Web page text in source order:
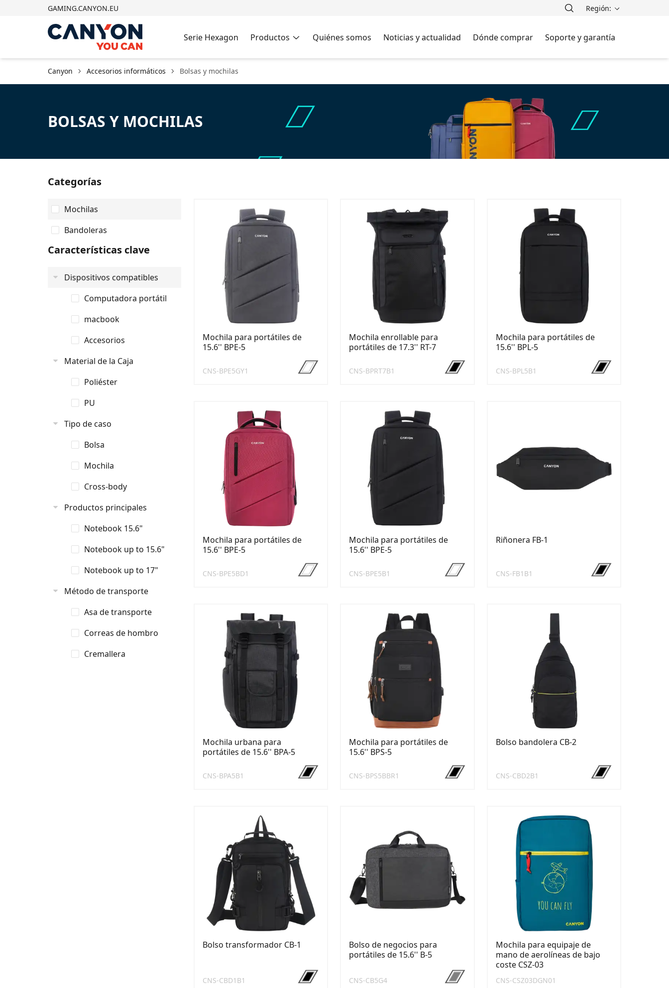
GAMING.CANYON.EU Región:
Serie Hexagon Productos Quiénes somos Noticias y actualidad Dónde comprar Soporte y garantía
Canyon Accesorios informáticos Bolsas y mochilas
BOLSAS Y MOCHILAS
Categorías
Mochilas
Bandoleras
Características clave
Dispositivos compatibles
Computadora portátil
macbook
Accesorios
Material de la Caja
Poliéster
PU
Tipo de caso
Bolsa
Mochila
Cross-body
Productos principales
Notebook 15.6"
Notebook up to 15.6"
Notebook up to 17"
Método de transporte
Asa de transporte
Correas de hombro
Cremallera
Mochila para portátiles de
15.6'' BPE-5
CNS-BPE5GY1
Mochila enrollable para
portátiles de 17.3'' RT-7
CNS-BPRT7B1
Mochila para portátiles de
15.6'' BPL-5
CNS-BPL5B1
Mochila para portátiles de
15.6'' BPE-5
CNS-BPE5BD1
Mochila para portátiles de
15.6'' BPE-5
CNS-BPE5B1
Riñonera FB-1
CNS-FB1B1
Mochila urbana para
portátiles de 15.6'' BPA-5
CNS-BPA5B1
Mochila para portátiles de
15.6'' BPS-5
CNS-BPS5BBR1
Bolso bandolera CB-2
CNS-CBD2B1
Bolso transformador CB-1
CNS-CBD1B1
Bolso de negocios para
portátiles de 15.6'' B-5
CNS-CB5G4
Mochila para equipaje de
mano de aerolíneas de bajo
coste CSZ-03
CNS-CSZ03DGN01